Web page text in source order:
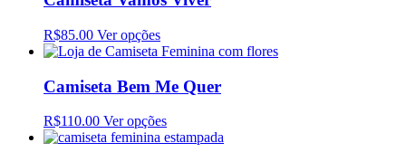
R$85.00 Ver opções
Camiseta Bem Me Quer
R$110.00 Ver opções